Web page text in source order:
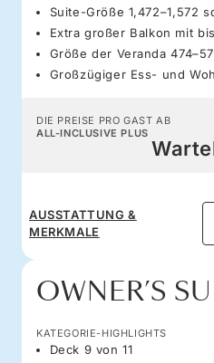
Suite-Größe 1,472–1,572
Extra großer Balkon mit
Größe der Veranda
Großzügiger Ess- und
DIE PREISE PRO GAST AB
ALL-INCLUSIVE PLUS
AUSSTATTUNG &
MERKMALE
OWNER’S
KATEGORIE-HIGHLIGHTS
Deck 9 von 11